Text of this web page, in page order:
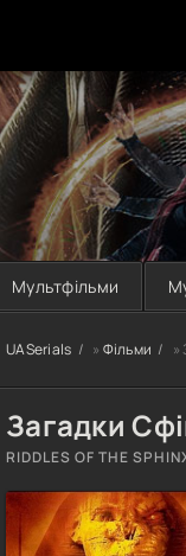
Мультфільми
UASerials » Фільми »
Загадки
RIDDLES OF THE